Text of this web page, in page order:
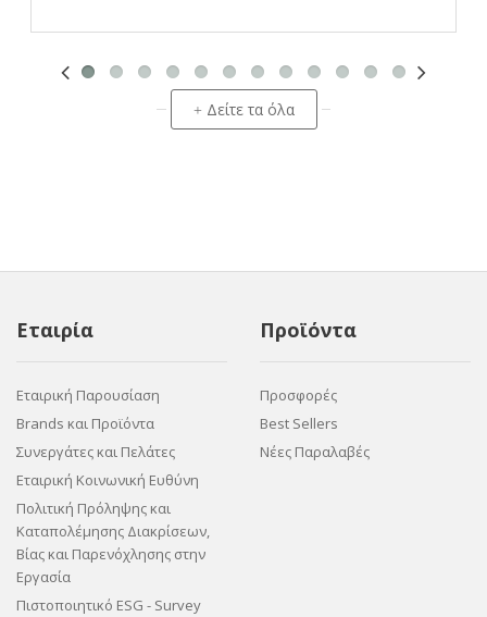
+ Δείτε τα όλα
Εταιρία
Εταιρική Παρουσίαση
Brands και Προϊόντα
Συνεργάτες και Πελάτες
Εταιρική Κοινωνική Ευθύνη
Πολιτική Πρόληψης και
Καταπολέμησης Διακρίσεων,
Βίας και Παρενόχλησης στην
Εργασία
Πιστοποιητικό ESG - Survey
Προϊόντα
Προσφορές
Best Sellers
Νέες Παραλαβές